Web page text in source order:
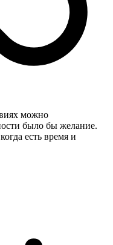
можно
было бы желание.
есть время и